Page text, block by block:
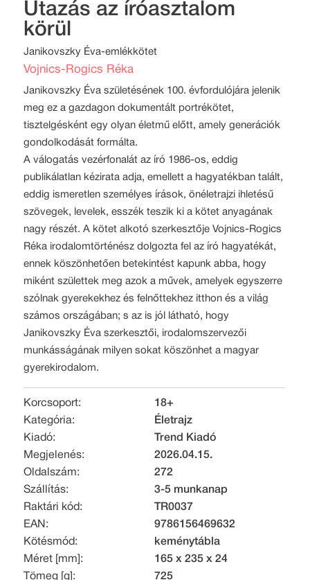
Utazás az íróasztalom
körül
Janikovszky Éva-emlékkötet
Vojnics-Rogics Réka
Janikovszky Éva születésének 100. évfordulójára jelenik
meg ez a gazdagon dokumentált portrékötet,
tisztelgésként egy olyan életmű előtt, amely generációk
gondolkodását formálta.
A válogatás vezérfonalát az író 1986-os, eddig
publikálatlan kézirata adja, emellett a hagyatékban talált,
eddig ismeretlen személyes írások, önéletrajzi ihletésű
szövegek, levelek, esszék teszik ki a kötet anyagának
nagy részét. A kötet alkotó szerkesztője Vojnics-Rogics
Réka irodalomtörténész dolgozta fel az író hagyatékát,
ennek köszönhetően betekintést kapunk abba, hogy
miként születtek meg azok a művek, amelyek egyszerre
szólnak gyerekekhez és felnőttekhez itthon és a világ
számos országában; s az is jól látható, hogy
Janikovszky Éva szerkesztői, irodalomszervezői
munkásságának milyen sokat köszönhet a magyar
gyerekirodalom.
Korcsoport:
18+
Kategória:
Életrajz
Kiadó:
Trend Kiadó
Megjelenés:
2026.04.15.
Oldalszám:
272
Szállítás:
3-5 munkanap
Raktári kód:
TR0037
EAN:
9786156469632
Kötésmód:
keménytábla
Méret [mm]:
165 x 235 x 24
Tömeg [g]:
725